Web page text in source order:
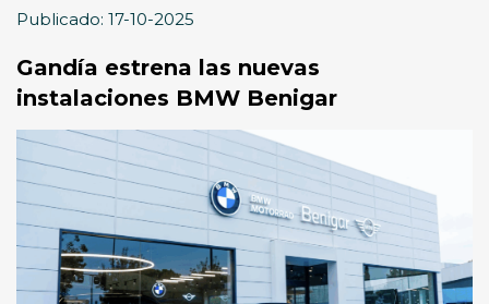
Publicado: 17-10-2025
Gandía estrena las nuevas
instalaciones BMW Benigar